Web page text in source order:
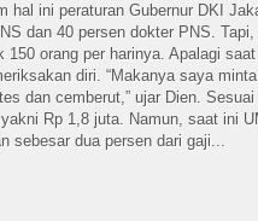
hal ini peraturan Gubernur DKI
dan 40 persen dokter PNS.
orang per harinya. Apalagi
diri. “Makanya saya
dan cemberut,” ujar Dien.
Rp 1,8 juta. Namun, saat ini
sebesar dua persen dari gaji...